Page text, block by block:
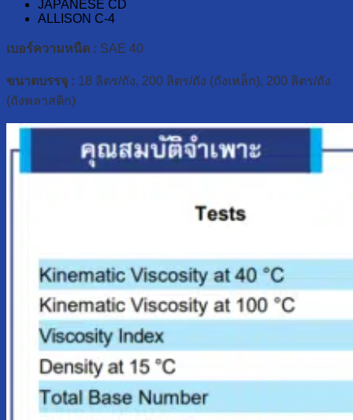
JAPANESE CD
ALLISON C-4
เบอร์ความหนืด : SAE 40
ขนาดบรรจุ : 18 ลิตร/ถัง, 200 ลิตร/ถัง (ถังเหล็ก), 200 ลิตร/ถัง
(ถังพลาสติก)